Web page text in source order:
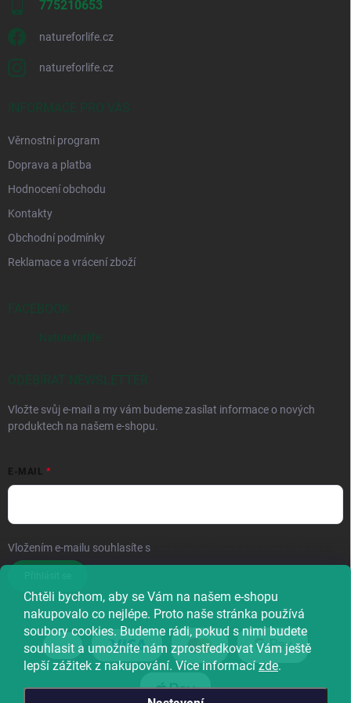
Chtěli bychom, aby se Vám na našem e-shopu
nakupovalo co nejlépe. Proto naše stránka používá
soubory cookies. Budeme rádi, pokud s nimi budete
souhlasit a umožníte nám zprostředkovat Vám ještě
lepší zážitek z nakupování. Více informací zde.
775210653
natureforlife.cz
natureforlife.cz
INFORMACE PRO VÁS
Věrnostní program
Doprava a platba
Hodnocení obchodu
Kontakty
Obchodní podmínky
Reklamace a vrácení zboží
FACEBOOK
Natureforlife
ODEBÍRAT NEWSLETTER
Vložte svůj e-mail a my vám budeme zasílat informace o nových
produktech na našem e-shopu.
E-MAIL
Vložením e-mailu souhlasíte s